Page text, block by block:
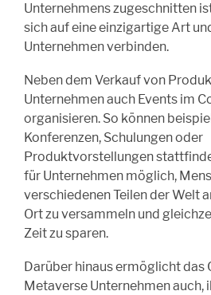
Unternehmens zugeschnitten
sich auf eine einzigartige Art
Unternehmen verbinden.
Neben dem Verkauf von
Unternehmen auch Events im
organisieren. So können
Konferenzen, Schulungen oder
Produktvorstellungen
für Unternehmen möglich,
verschiedenen Teilen der Welt
Ort zu versammeln und
Zeit zu sparen.
Darüber hinaus ermöglicht das
Metaverse Unternehmen auch,